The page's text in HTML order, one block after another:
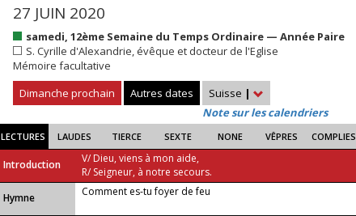
27 JUIN 2020
samedi, 12ème Semaine du Temps Ordinaire — Année Paire
S. Cyrille d'Alexandrie, évêque et docteur de l'Eglise
Mémoire facultative
Dimanche prochain
Autres dates Suisse |
Note sur les calendriers
LECTURES LAUDES TIERCE SEXTE NONE VÊPRES COMPLIES
Introduction
V/ Dieu, viens à mon aide,
R/ Seigneur, à notre secours.
...
Hymne Comment es-tu foyer de feu